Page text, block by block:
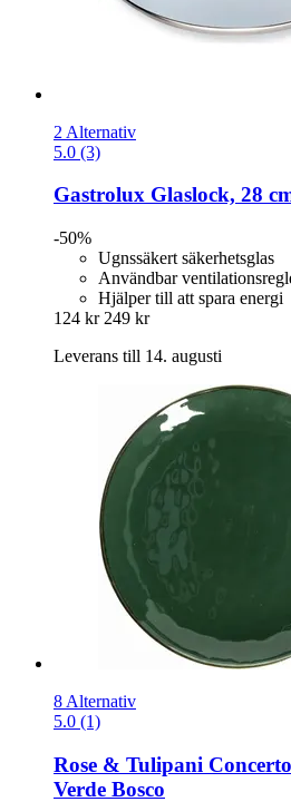
2 Alternativ
5.0 (3)
Gastrolux Glaslock, 28
-50%
Ugnssäkert säkerhetsglas
Användbar
Hjälper till att spara energi
124 kr 249 kr
Leverans till 14. augusti
8 Alternativ
5.0 (1)
Rose & Tulipani
Verde Bosco